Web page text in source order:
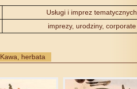
Usługi i imprez tematycznych
imprezy, urodziny, corporate
Kawa, herbata